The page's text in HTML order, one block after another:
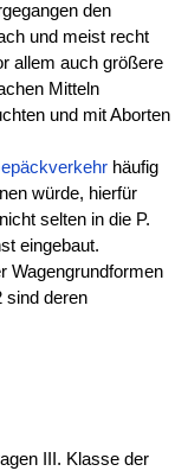
den
und meist recht
allem auch größere
Mitteln
und mit Aborten
häufig
würde, hierfür
selten in die P.
eingebaut.
Wagengrundformen
sind deren
III. Klasse der